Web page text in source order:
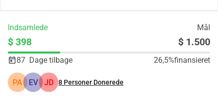
Indsamlede Mål
$ 398 $ 1.500
87 Dage tilbage 26,5%finansieret
PA EV JD 8 Personer Donerede